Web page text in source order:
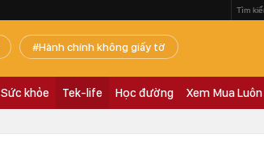
Hành chính không giấy tờ
Sức khỏe Tek-life Học đường Xem Mua Luôn